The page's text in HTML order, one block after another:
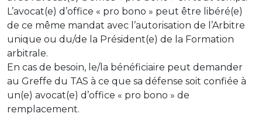
L’avocat(e) d’office « pro bono » peut être libéré(e)
de ce même mandat avec l’autorisation de l’Arbitre
unique ou du/de la Président(e) de la Formation
arbitrale.
En cas de besoin, le/la bénéficiaire peut demander
au Greffe du TAS à ce que sa défense soit confiée à
un(e) avocat(e) d’office « pro bono » de
remplacement.